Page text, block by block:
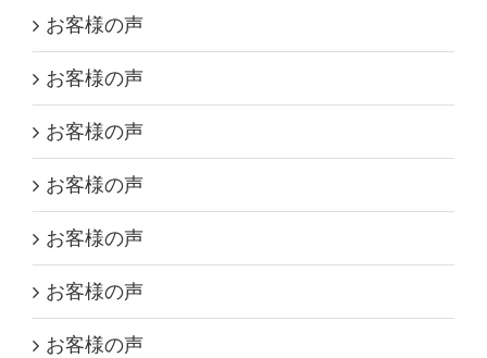
お客様の声
お客様の声
お客様の声
お客様の声
お客様の声
お客様の声
お客様の声